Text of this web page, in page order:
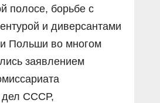
полосе, борьбе с
и диверсантами
Польши во многом
заявлением
дел СССР,